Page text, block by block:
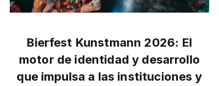
Bierfest Kunstmann 2026: El
motor de identidad y desarrollo
que impulsa a las instituciones y